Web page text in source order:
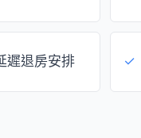
遲退房安排 ✓